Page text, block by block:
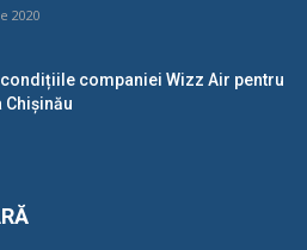
2020
condițiile companiei Wizz Air pentru
Chișinău